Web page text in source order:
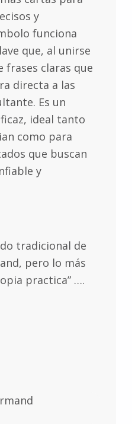
y
funciona
que, al unirse
frases claras que
directa a las
Es un
ideal tanto
como para
que buscan
y
tradicional de
pero lo más
practica” ….